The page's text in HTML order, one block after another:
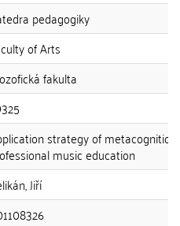
pedagogiky
of Arts
fakulta
strategy of
music education
Jiří